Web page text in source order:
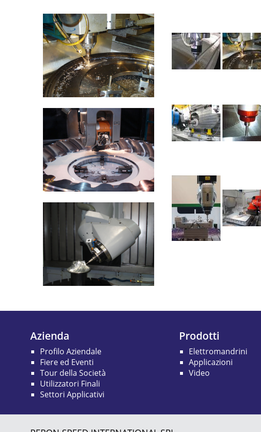
Azienda
Profilo Aziendale
Fiere ed Eventi
Tour della Società
Utilizzatori Finali
Settori Applicativi
Prodotti
Elettromandrini
Applicazioni
Video